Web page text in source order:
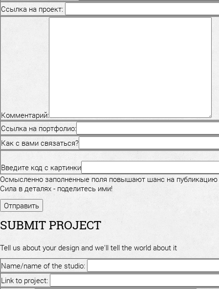
Ссылка на проект:
Комментарий:
Ссылка на портфолио:
Как с вами связаться?
Введите код с картинки
Осмысленно заполненные поля повышают шанс на публикацию
Сила в деталях - поделитесь ими!
SUBMIT PROJECT
Tell us about your design and we'll tell the world about it
Name/name of the studio:
Link to project: